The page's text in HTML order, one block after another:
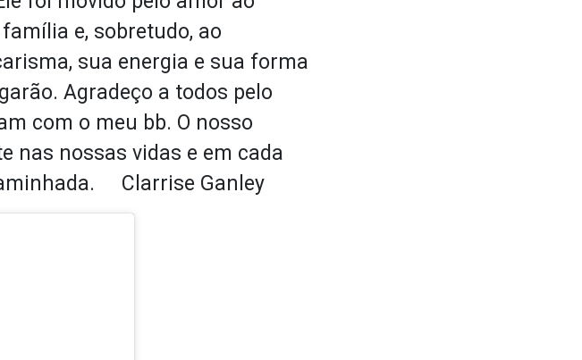
e, sobretudo, ao
sua energia e sua forma
Agradeço a todos pelo
com o meu bb. O nosso
nas nossas vidas e em cada
Clarrise Ganley